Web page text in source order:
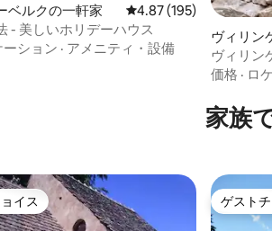
ベルクの一軒家 レビュー195件、5つ星
4.87 (195)
- 美しいホリデーハウス
ーション · アメニティ・設備
ヴィリン
ヴィリン
価格 · ロ
家族
イス
イス ゲスト
ゲスト